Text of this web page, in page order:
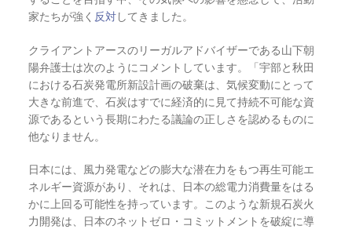
家たちが強く 反対してきました。
クライアントアースのリーガルアドバイザーである山下朝
陽弁護士は次のようにコメントしています。「宇部と秋田
における石炭発電所新設計画の破棄は、気候変動にとって
大きな前進で、石炭はすでに経済的に見て持続不可能な資
源であるという長期にわたる議論の正しさを認めるものに
他なりません。
日本には、風力発電などの膨大な潜在力をもつ再生可能エ
ネルギー資源があり、それは、日本の総電力消費量をはる
かに上回る可能性を持っています。
このような新規石炭火
力開発は、日本のネットゼロ・コミットメントを破綻に導